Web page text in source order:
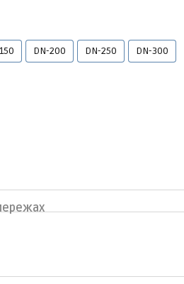
DN-200 DN-250 DN-300